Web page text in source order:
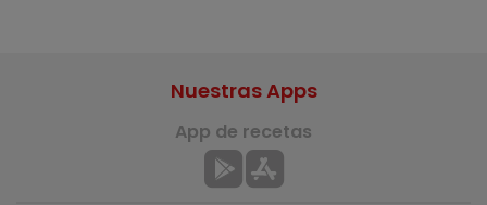
Nuestras Apps
App de recetas